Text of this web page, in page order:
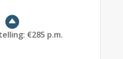
: €285 p.m.